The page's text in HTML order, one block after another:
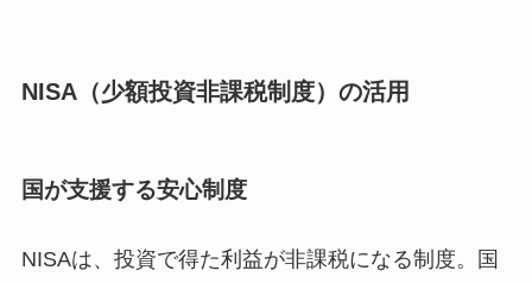
NISA（少額投資非課税制度）の活用
国が支援する安心制度
NISAは、投資で得た利益が非課税になる制度。国